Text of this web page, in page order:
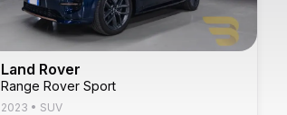
Land Rover
Range Rover Sport
2023 • SUV